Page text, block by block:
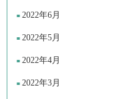
2022年6月
2022年5月
2022年4月
2022年3月